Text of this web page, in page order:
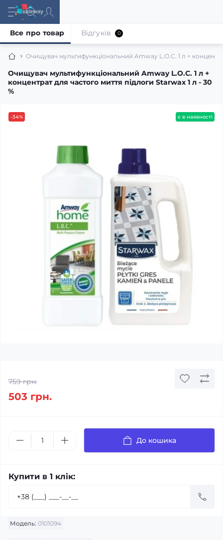
Очищувач мультифункціональний Amway L.O.C. 1 л +
Очищувач мультифункціональний Amway L.O.C. 1 л +
концентрат для частого миття підлоги Starwax 1 л - 30
%
Все про товар Відгуків 0
-34% є в наявності
Модель: 0101094
759 грн.
503 грн.
До кошика
Купити в 1 клік: